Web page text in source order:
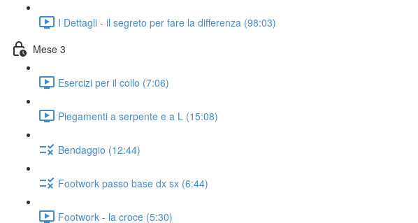
I Dettagli - il segreto per fare la differenza (98:03)
Mese 3
Esercizi per il collo (7:06)
Piegamenti a serpente e a L (15:08)
Bendaggio (12:44)
Footwork passo base dx sx (6:44)
Footwork - la croce (5:30)